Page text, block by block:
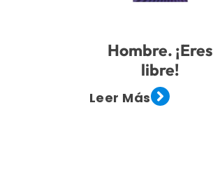
Hombre. ¡Eres
libre!
Leer Más